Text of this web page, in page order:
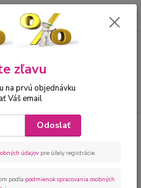
za0 €
sety
Kojenecká súprava 6-dielna
6-dielna
zľavu
na prvú objednávku
Váš email
Odoslať
údajov pre účely registrácie.
podľa podmienok spracovania osobných